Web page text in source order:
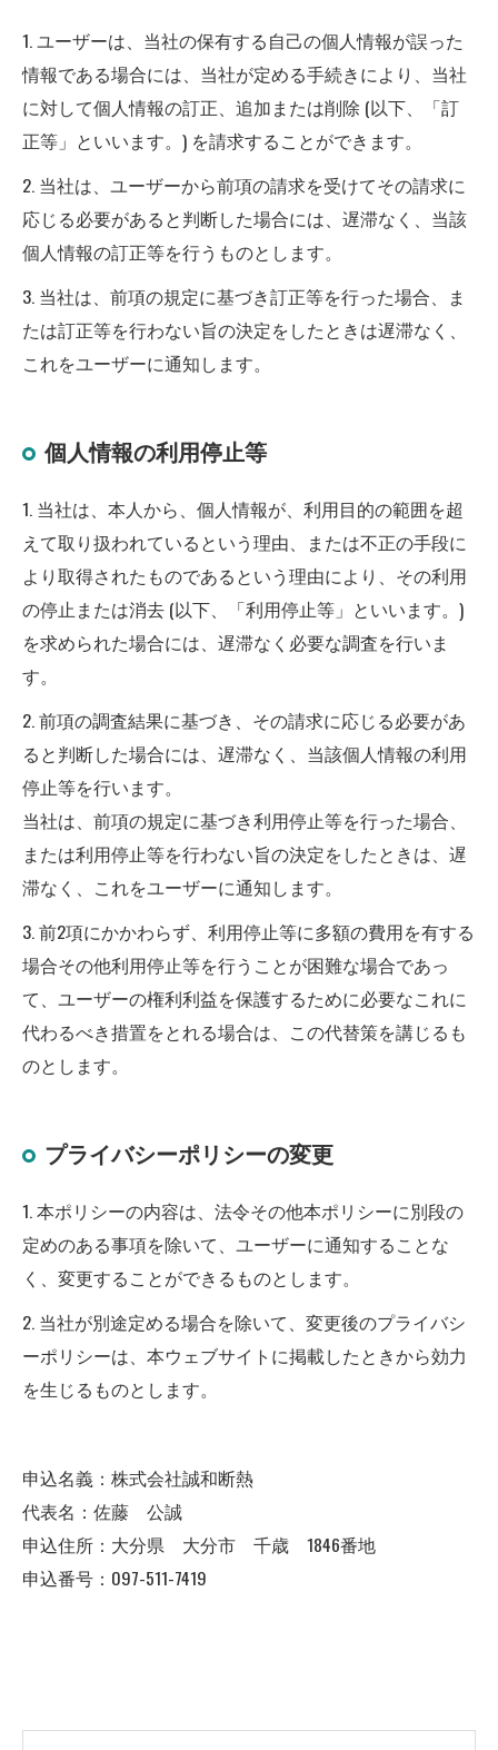
1. ユーザーは、当社の保有する自己の個人情報が誤った
情報である場合には、当社が定める手続きにより、当社
に対して個人情報の訂正、追加または削除 (以下、「訂
正等」といいます。) を請求することができます。
2. 当社は、ユーザーから前項の請求を受けてその請求に
応じる必要があると判断した場合には、遅滞なく、当該
個人情報の訂正等を行うものとします。
3. 当社は、前項の規定に基づき訂正等を行った場合、ま
たは訂正等を行わない旨の決定をしたときは遅滞なく、
これをユーザーに通知します。
個人情報の利用停止等
1. 当社は、本人から、個人情報が、利用目的の範囲を超
えて取り扱われているという理由、または不正の手段に
より取得されたものであるという理由により、その利用
の停止または消去 (以下、「利用停止等」といいます。)
を求められた場合には、遅滞なく必要な調査を行いま
す。
2. 前項の調査結果に基づき、その請求に応じる必要があ
ると判断した場合には、遅滞なく、当該個人情報の利用
停止等を行います。
当社は、前項の規定に基づき利用停止等を行った場合、
または利用停止等を行わない旨の決定をしたときは、遅
滞なく、これをユーザーに通知します。
3. 前2項にかかわらず、利用停止等に多額の費用を有する
場合その他利用停止等を行うことが困難な場合であっ
て、ユーザーの権利利益を保護するために必要なこれに
代わるべき措置をとれる場合は、この代替策を講じるも
のとします。
プライバシーポリシーの変更
1. 本ポリシーの内容は、法令その他本ポリシーに別段の
定めのある事項を除いて、ユーザーに通知することな
く、変更することができるものとします。
2. 当社が別途定める場合を除いて、変更後のプライバシ
ーポリシーは、本ウェブサイトに掲載したときから効力
を生じるものとします。
申込名義：株式会社誠和断熱
代表名：佐藤 公誠
申込住所：大分県 大分市 千歳 1846番地
申込番号：097-511-7419